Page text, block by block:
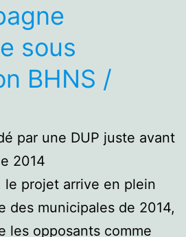
sous
BHNS /
par une DUP juste avant
2014
le projet arrive en plein
des municipales de 2014,
les opposants comme